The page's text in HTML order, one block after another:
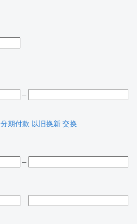
–
分期付款 以旧换新 交换
–
–